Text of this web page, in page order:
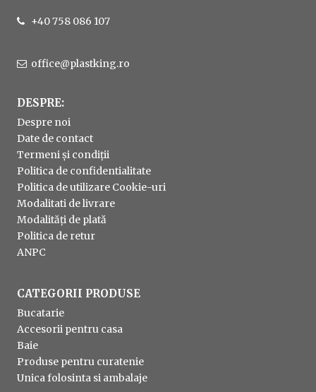
+40 758 086 107
office@plastking.ro
DESPRE:
Despre noi
Date de contact
Termeni și condiții
Politica de confidentialitate
Politica de utilizare Cookie-uri
Modalitati de livrare
Modalități de plată
Politica de retur
ANPC
CATEGORII PRODUSE
Bucatarie
Accesorii pentru casa
Baie
Produse pentru curatenie
Unica folosinta si ambalaje